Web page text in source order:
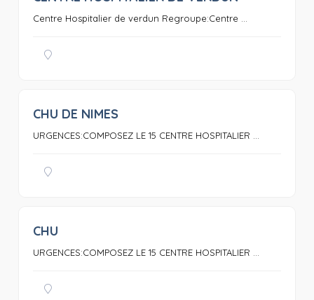
Centre Hospitalier de verdun Regroupe:Centre ...
CHU DE NIMES
URGENCES:COMPOSEZ LE 15 CENTRE HOSPITALIER ...
CHU
URGENCES:COMPOSEZ LE 15 CENTRE HOSPITALIER ...